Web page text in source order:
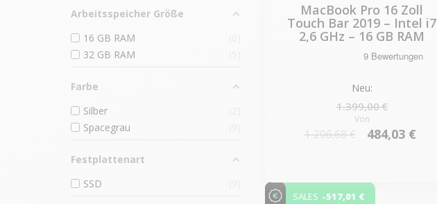
Arbeitsspeicher Größe
16 GB RAM
32 GB RAM
Farbe
Silber
Spacegrau
Festplattenart
SSD
MacBook Pro 16 Zoll
Touch Bar 2019 – Intel i7
2,6 GHz – 16 GB RAM
Neu:
1.399,00 €
Von
1.206,68 € 484,03 €
SALES -517,01 €